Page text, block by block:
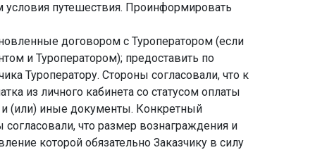
условия путешествия. Проинформировать
договором с Туроператором (если
и Туроператором); предоставить по
Туроператору. Стороны согласовали, что к
из личного кабинета со статусом оплаты
и (или) иные документы. Конкретный
что размер вознаграждения и
которой обязательно Заказчику в силу